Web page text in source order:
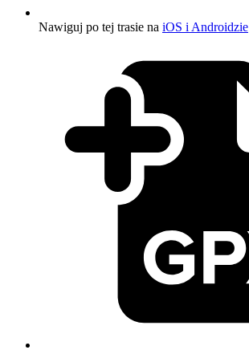
Nawiguj po tej trasie na iOS i Androidzie